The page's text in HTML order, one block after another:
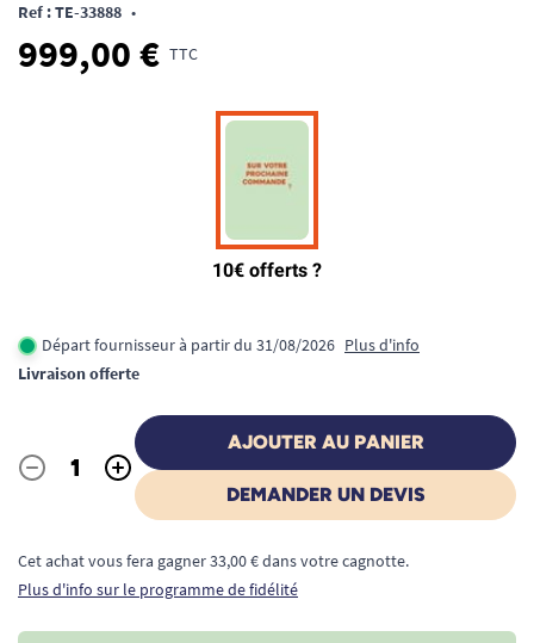
Ref : TE-33888 •
999,00 € TTC
Départ fournisseur à partir du 31/08/2026 Plus d'info
Livraison offerte
Quantité
- +
AJOUTER AU PANIER
DEMANDER UN DEVIS
Cet achat vous fera gagner 33,00 € dans votre cagnotte.
Plus d'info sur le programme de fidélité